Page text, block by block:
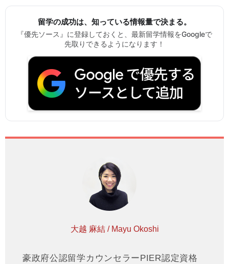
留学の成功は、知っている情報量で決まる。
『優先ソース』に登録しておくと、最新留学情報をGoogleで
先取りできるようになります！
大越 麻結 / Mayu Okoshi
豪政府公認留学カウンセラーPIER認定資格